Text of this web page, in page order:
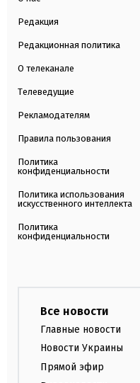
Редакция
Редакционная политика
О телеканале
Телеведущие
Рекламодателям
Правила пользования
Политика
конфиденциальности
Политика использования
искусственного интеллекта
Политика
конфиденциальности
Все новости
Главные новости
Новости Украины
Прямой эфир